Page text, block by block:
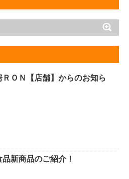
ＲＯＮ【店舗】からのお知ら
新商品のご紹介！